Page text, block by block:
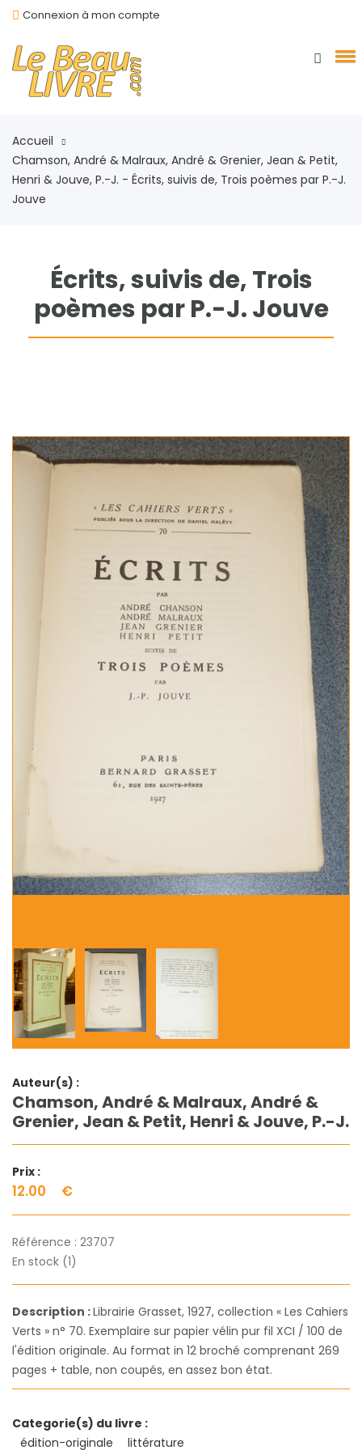
Connexion à mon compte
Accueil
Chamson, André & Malraux, André & Grenier, Jean & Petit,
Henri & Jouve, P.-J. - Écrits, suivis de, Trois poèmes par P.-J.
Jouve
Écrits, suivis de, Trois
poèmes par P.-J. Jouve
Auteur(s) :
Chamson, André & Malraux, André &
Grenier, Jean & Petit, Henri & Jouve, P.-J.
Prix :
12.00 €
Référence : 23707
En stock (1)
Description :Librairie Grasset, 1927, collection « Les Cahiers
Verts » n° 70. Exemplaire sur papier vélin pur fil XCI / 100 de
l'édition originale. Au format in 12 broché comprenant 269
pages + table, non coupés, en assez bon état.
Categorie(s) du livre :
édition-originale
littérature